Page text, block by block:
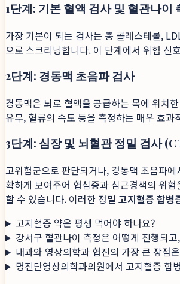
1단계: 기본 혈액 검사 및 혈관나이
가장 기본이 되는 검사는 총 콜레스테롤,
으로 스크리닝합니다. 이 단계에서 위험 신
2단계: 경동맥 초음파 검사
경동맥은 뇌로 혈액을 공급하는 목에 위치
유무, 혈류의 속도 등을 측정하는 매우 효
3단계: 심장 및 뇌혈관 정밀 검사
고위험군으로 판단되거나, 경동맥 초음파
확하게 보여주어 협심증과 심근경색의 위
할 수 있습니다. 이러한 정밀 고지혈증 합병
고지혈증 약은 평생 먹어야 하나요?
강서구 혈관나이 측정은 어떻게 진행되
내과와 영상의학과 협진의 가장 큰 장점
명진단영상의학과의원에서 고지혈증 합